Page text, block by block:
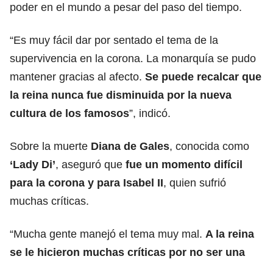
poder en el mundo a pesar del paso del tiempo.
“Es muy fácil dar por sentado el tema de la
supervivencia en la corona. La monarquía se pudo
mantener gracias al afecto. Se puede recalcar que
la reina nunca fue disminuida por la nueva
cultura de los famosos”, indicó.
Sobre la muerte Diana de Gales, conocida como
‘Lady Di’, aseguró que fue un momento difícil
para la corona y para Isabel II, quien sufrió
muchas críticas.
“Mucha gente manejó el tema muy mal. A la reina
se le hicieron muchas críticas por no ser una